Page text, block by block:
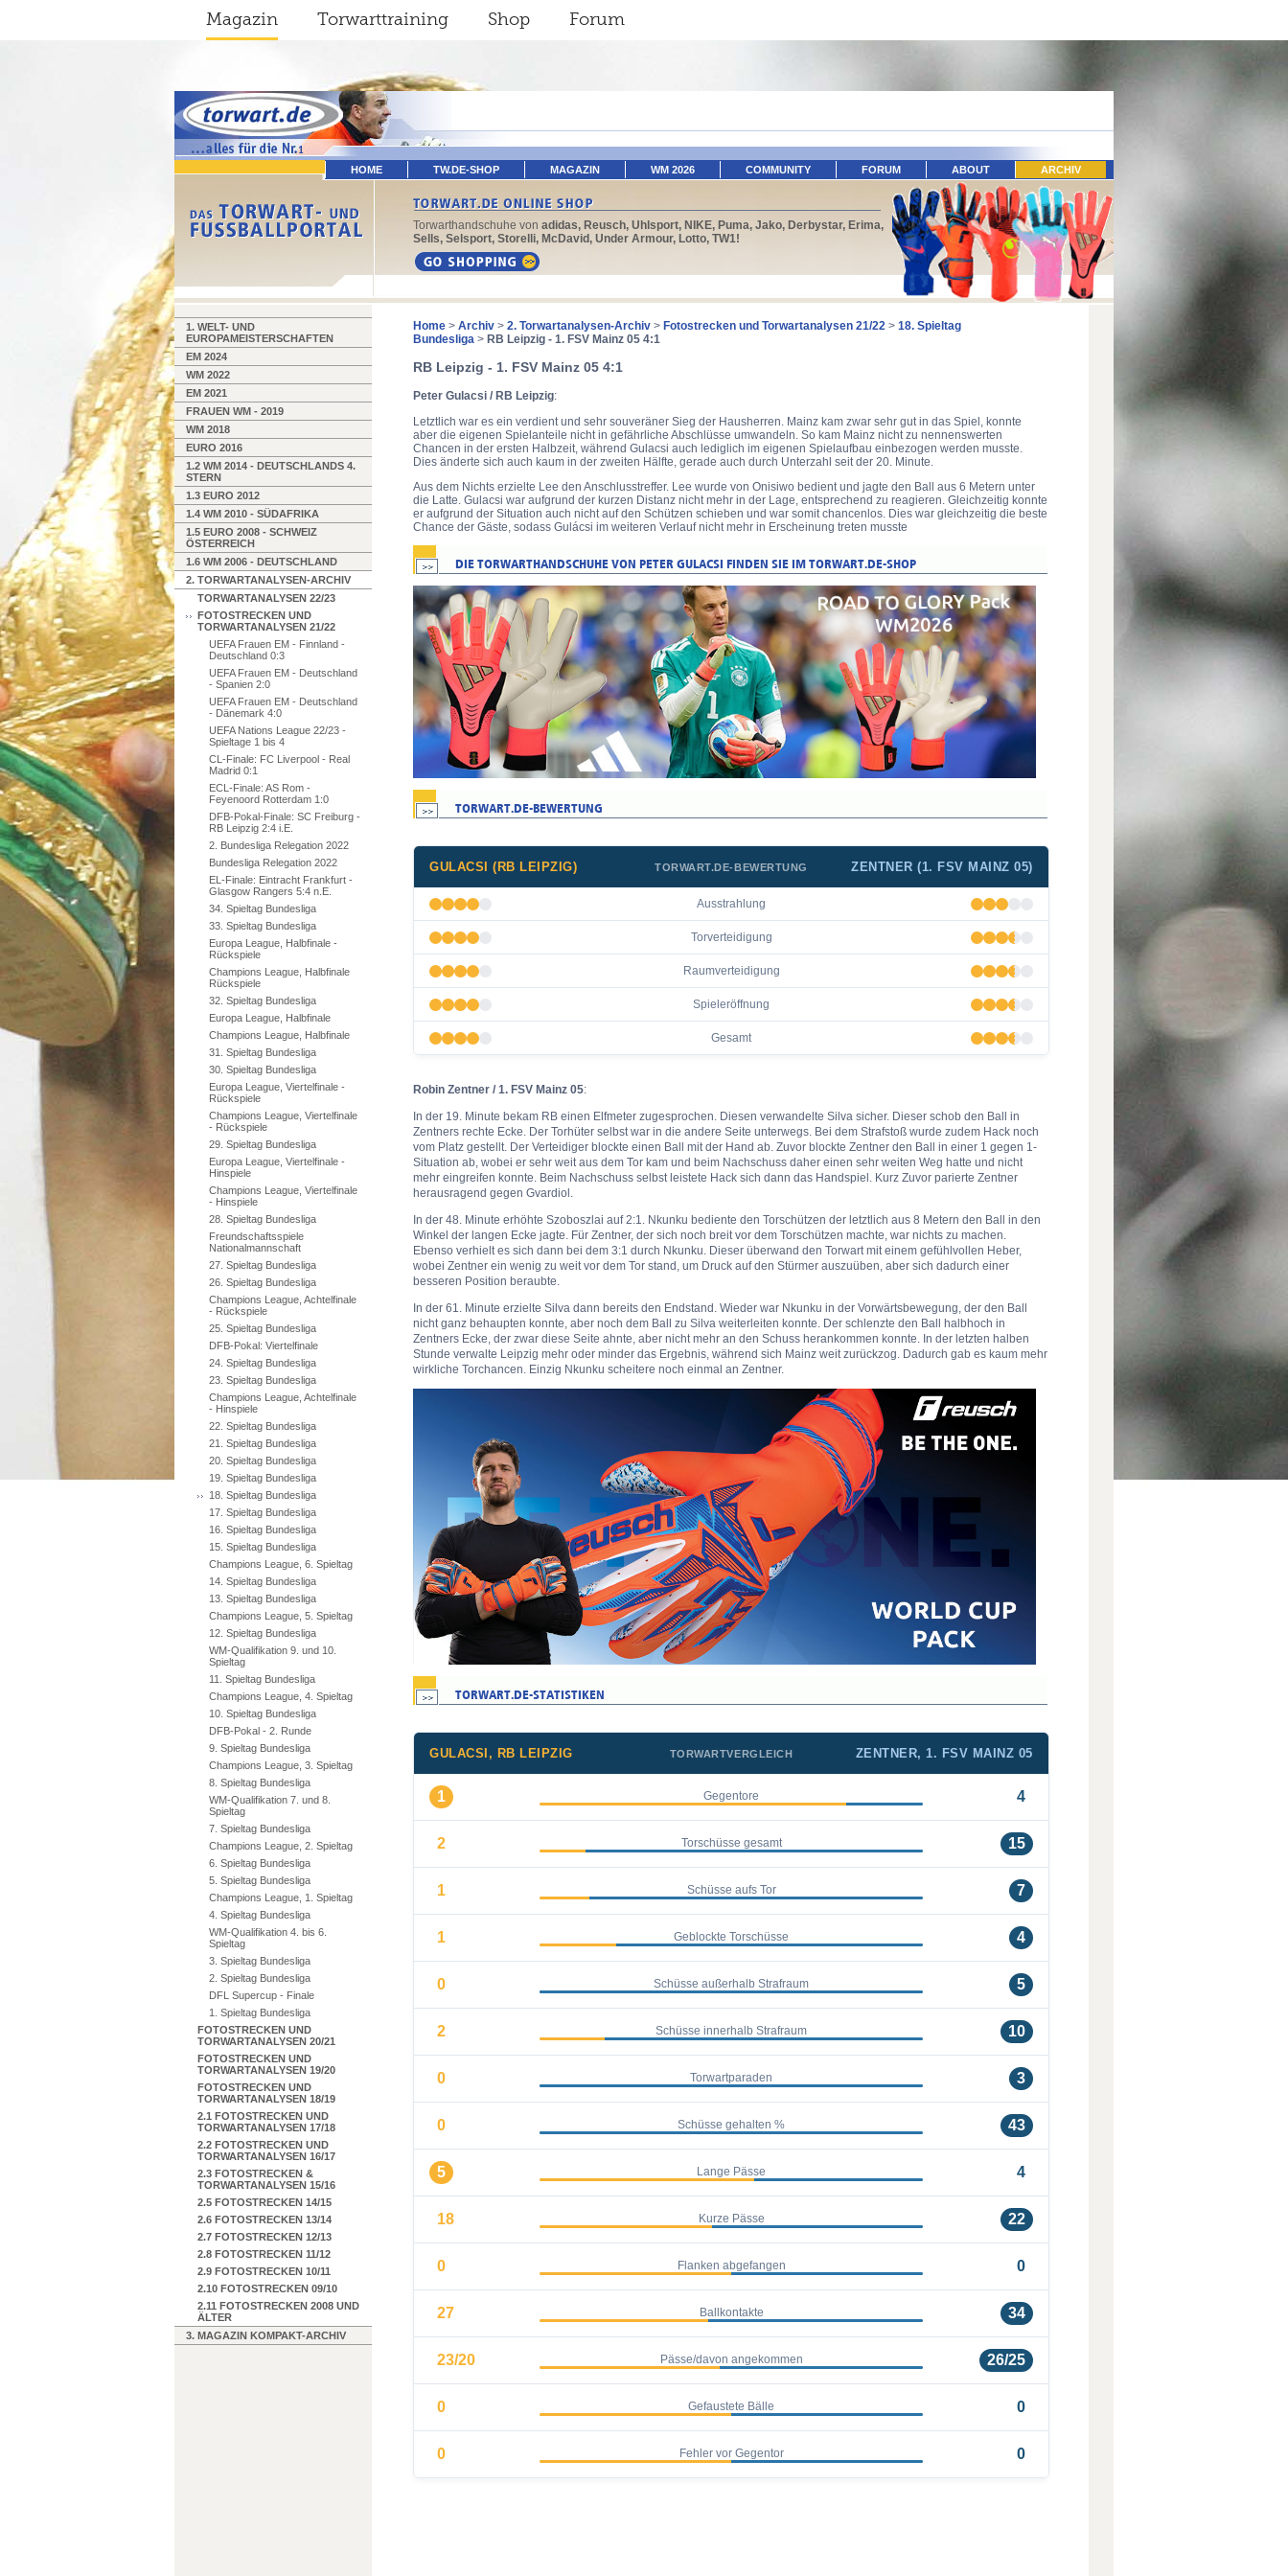
Magazin Torwarttraining Shop Forum
HOME TW.DE-SHOP MAGAZIN WM 2026 COMMUNITY FORUM ABOUT ARCHIV
Torwarthandschuhe von adidas, Reusch, Uhlsport, NIKE, Puma, Jako, Derbystar, Erima,
Sells, Selsport, Storelli, McDavid, Under Armour, Lotto, TW1!
1. WELT- UND
EUROPAMEISTERSCHAFTEN
EM 2024
WM 2022
EM 2021
FRAUEN WM - 2019
WM 2018
EURO 2016
1.2 WM 2014 - DEUTSCHLANDS 4.
STERN
1.3 EURO 2012
1.4 WM 2010 - SÜDAFRIKA
1.5 EURO 2008 - SCHWEIZ
ÖSTERREICH
1.6 WM 2006 - DEUTSCHLAND
2. TORWARTANALYSEN-ARCHIV
TORWARTANALYSEN 22/23
FOTOSTRECKEN UND
TORWARTANALYSEN 21/22
UEFA Frauen EM - Finnland -
Deutschland 0:3
UEFA Frauen EM - Deutschland
- Spanien 2:0
UEFA Frauen EM - Deutschland
- Dänemark 4:0
UEFA Nations League 22/23 -
Spieltage 1 bis 4
CL-Finale: FC Liverpool - Real
Madrid 0:1
ECL-Finale: AS Rom -
Feyenoord Rotterdam 1:0
DFB-Pokal-Finale: SC Freiburg -
RB Leipzig 2:4 i.E.
2. Bundesliga Relegation 2022
Bundesliga Relegation 2022
EL-Finale: Eintracht Frankfurt -
Glasgow Rangers 5:4 n.E.
34. Spieltag Bundesliga
33. Spieltag Bundesliga
Europa League, Halbfinale -
Rückspiele
Champions League, Halbfinale
Rückspiele
32. Spieltag Bundesliga
Europa League, Halbfinale
Champions League, Halbfinale
31. Spieltag Bundesliga
30. Spieltag Bundesliga
Europa League, Viertelfinale -
Rückspiele
Champions League, Viertelfinale
- Rückspiele
29. Spieltag Bundesliga
Europa League, Viertelfinale -
Hinspiele
Champions League, Viertelfinale
- Hinspiele
28. Spieltag Bundesliga
Freundschaftsspiele
Nationalmannschaft
27. Spieltag Bundesliga
26. Spieltag Bundesliga
Champions League, Achtelfinale
- Rückspiele
25. Spieltag Bundesliga
DFB-Pokal: Viertelfinale
24. Spieltag Bundesliga
23. Spieltag Bundesliga
Champions League, Achtelfinale
- Hinspiele
22. Spieltag Bundesliga
21. Spieltag Bundesliga
20. Spieltag Bundesliga
19. Spieltag Bundesliga
18. Spieltag Bundesliga
17. Spieltag Bundesliga
16. Spieltag Bundesliga
15. Spieltag Bundesliga
Champions League, 6. Spieltag
14. Spieltag Bundesliga
13. Spieltag Bundesliga
Champions League, 5. Spieltag
12. Spieltag Bundesliga
WM-Qualifikation 9. und 10.
Spieltag
11. Spieltag Bundesliga
Champions League, 4. Spieltag
10. Spieltag Bundesliga
DFB-Pokal - 2. Runde
9. Spieltag Bundesliga
Champions League, 3. Spieltag
8. Spieltag Bundesliga
WM-Qualifikation 7. und 8.
Spieltag
7. Spieltag Bundesliga
Champions League, 2. Spieltag
6. Spieltag Bundesliga
5. Spieltag Bundesliga
Champions League, 1. Spieltag
4. Spieltag Bundesliga
WM-Qualifikation 4. bis 6.
Spieltag
3. Spieltag Bundesliga
2. Spieltag Bundesliga
DFL Supercup - Finale
1. Spieltag Bundesliga
FOTOSTRECKEN UND
TORWARTANALYSEN 20/21
FOTOSTRECKEN UND
TORWARTANALYSEN 19/20
FOTOSTRECKEN UND
TORWARTANALYSEN 18/19
2.1 FOTOSTRECKEN UND
TORWARTANALYSEN 17/18
2.2 FOTOSTRECKEN UND
TORWARTANALYSEN 16/17
2.3 FOTOSTRECKEN &
TORWARTANALYSEN 15/16
2.5 FOTOSTRECKEN 14/15
2.6 FOTOSTRECKEN 13/14
2.7 FOTOSTRECKEN 12/13
2.8 FOTOSTRECKEN 11/12
2.9 FOTOSTRECKEN 10/11
2.10 FOTOSTRECKEN 09/10
2.11 FOTOSTRECKEN 2008 UND
ÄLTER
3. MAGAZIN KOMPAKT-ARCHIV
Home > Archiv > 2. Torwartanalysen-Archiv > Fotostrecken und Torwartanalysen 21/22 > 18. Spieltag
Bundesliga > RB Leipzig - 1. FSV Mainz 05 4:1
RB Leipzig - 1. FSV Mainz 05 4:1
Peter Gulacsi / RB Leipzig:
Letztlich war es ein verdient und sehr souveräner Sieg der Hausherren. Mainz kam zwar sehr gut in das Spiel, konnte
aber die eigenen Spielanteile nicht in gefährliche Abschlüsse umwandeln. So kam Mainz nicht zu nennenswerten
Chancen in der ersten Halbzeit, während Gulacsi auch lediglich im eigenen Spielaufbau einbezogen werden musste.
Dies änderte sich auch kaum in der zweiten Hälfte, gerade auch durch Unterzahl seit der 20. Minute.
Aus dem Nichts erzielte Lee den Anschlusstreffer. Lee wurde von Onisiwo bedient und jagte den Ball aus 6 Metern unter
die Latte. Gulacsi war aufgrund der kurzen Distanz nicht mehr in der Lage, entsprechend zu reagieren. Gleichzeitig konnte
er aufgrund der Situation auch nicht auf den Schützen schieben und war somit chancenlos. Dies war gleichzeitig die beste
Chance der Gäste, sodass Gulácsi im weiteren Verlauf nicht mehr in Erscheinung treten musste
GULACSI (RB LEIPZIG) TORWART.DE-BEWERTUNG ZENTNER (1. FSV MAINZ 05)
Ausstrahlung
Torverteidigung
Raumverteidigung
Spieleröffnung
Gesamt
Robin Zentner / 1. FSV Mainz 05:
In der 19. Minute bekam RB einen Elfmeter zugesprochen. Diesen verwandelte Silva sicher. Dieser schob den Ball in
Zentners rechte Ecke. Der Torhüter selbst war in die andere Seite unterwegs. Bei dem Strafstoß wurde zudem Hack noch
vom Platz gestellt. Der Verteidiger blockte einen Ball mit der Hand ab. Zuvor blockte Zentner den Ball in einer 1 gegen 1-
Situation ab, wobei er sehr weit aus dem Tor kam und beim Nachschuss daher einen sehr weiten Weg hatte und nicht
mehr eingreifen konnte. Beim Nachschuss selbst leistete Hack sich dann das Handspiel. Kurz Zuvor parierte Zentner
herausragend gegen Gvardiol.
In der 48. Minute erhöhte Szoboszlai auf 2:1. Nkunku bediente den Torschützen der letztlich aus 8 Metern den Ball in den
Winkel der langen Ecke jagte. Für Zentner, der sich noch breit vor dem Torschützen machte, war nichts zu machen.
Ebenso verhielt es sich dann bei dem 3:1 durch Nkunku. Dieser überwand den Torwart mit einem gefühlvollen Heber,
wobei Zentner ein wenig zu weit vor dem Tor stand, um Druck auf den Stürmer auszuüben, aber sich dadurch einer
besseren Position beraubte.
In der 61. Minute erzielte Silva dann bereits den Endstand. Wieder war Nkunku in der Vorwärtsbewegung, der den Ball
nicht ganz behaupten konnte, aber noch dem Ball zu Silva weiterleiten konnte. Der schlenzte den Ball halbhoch in
Zentners Ecke, der zwar diese Seite ahnte, aber nicht mehr an den Schuss herankommen konnte. In der letzten halben
Stunde verwalte Leipzig mehr oder minder das Ergebnis, während sich Mainz weit zurückzog. Dadurch gab es kaum mehr
wirkliche Torchancen. Einzig Nkunku scheitere noch einmal an Zentner.
GULACSI, RB LEIPZIG TORWARTVERGLEICH ZENTNER, 1. FSV MAINZ 05
1 Gegentore 4
2 Torschüsse gesamt 15
1 Schüsse aufs Tor 7
1 Geblockte Torschüsse 4
0 Schüsse außerhalb Strafraum 5
2 Schüsse innerhalb Strafraum 10
0 Torwartparaden 3
0 Schüsse gehalten % 43
5 Lange Pässe 4
18 Kurze Pässe 22
0 Flanken abgefangen 0
27 Ballkontakte 34
23/20 Pässe/davon angekommen 26/25
0 Gefaustete Bälle 0
0 Fehler vor Gegentor 0